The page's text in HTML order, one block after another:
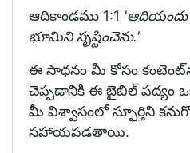
ఆదికాండము 1:1 'ఆదియందు
భూమిని సృష్టించెను.'
ఈ సాధనం మీ కోసం
చెప్పడానికి ఈ బైబిల్ పద్యం
మీ విశ్వాసంలో స్ఫూర్తిని
సహాయపడతాయి.